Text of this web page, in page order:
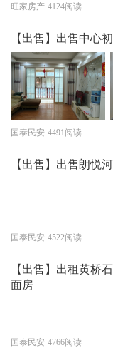
旺家房产 4124阅读
【出售】出售中心
国泰民安 4491阅读
【出售】出售朗悦
国泰民安 4522阅读
【出售】出租黄桥
面房
国泰民安 4766阅读